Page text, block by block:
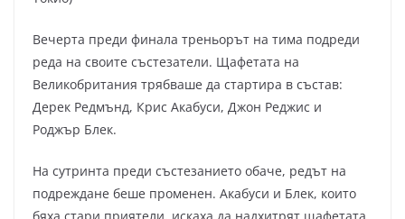
Вечерта преди финала треньорът на тима подреди
реда на своите състезатели. Щафетата на
Великобритания трябваше да стартира в състав:
Дерек Редмънд, Крис Акабуси, Джон Реджис и
Роджър Блек.
На сутринта преди състезанието обаче, редът на
подреждане беше променен. Акабуси и Блек, които